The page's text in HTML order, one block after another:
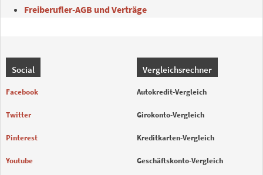
Freiberufler-AGB und Verträge
Social
Facebook
Twitter
Pinterest
Youtube
Vergleichsrechner
Autokredit-Vergleich
Girokonto-Vergleich
Kreditkarten-Vergleich
Geschäftskonto-Vergleich